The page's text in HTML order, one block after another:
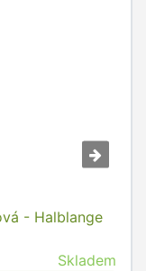
- Halblange
Skladem